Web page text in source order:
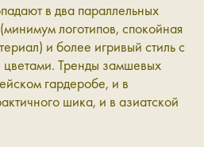
в два параллельных
логотипов, спокойная
и более игривый стиль с
Тренды замшевых
гардеробе, и в
шика, и в азиатской